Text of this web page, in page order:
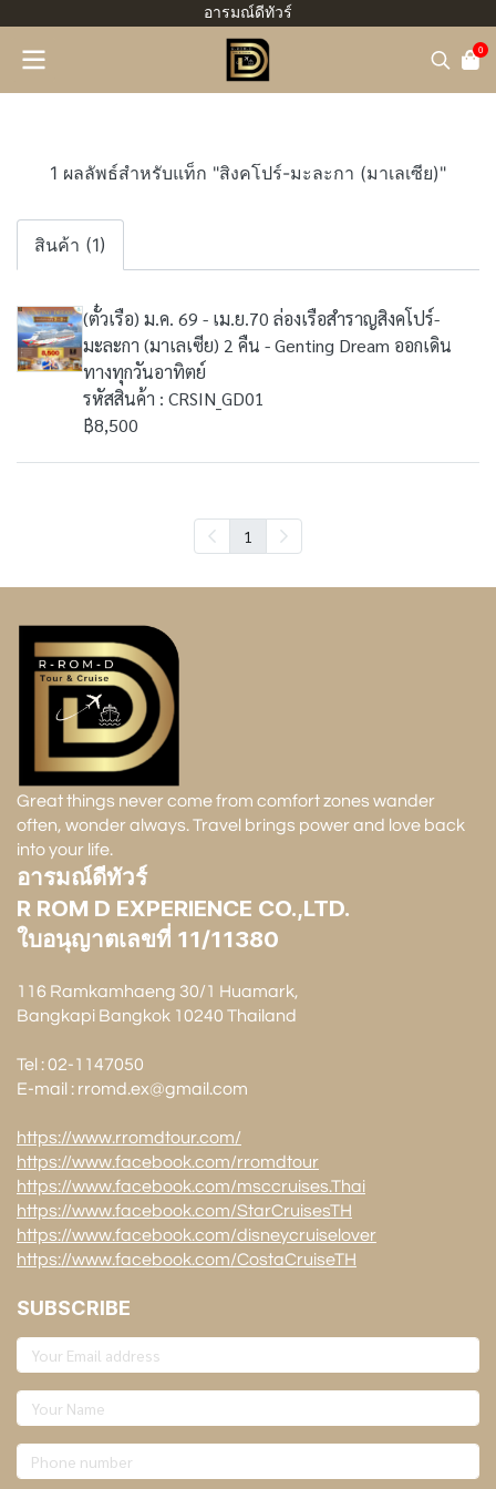
อารมณ์ดีทัวร์
0
1 ผลลัพธ์สำหรับแท็ก "สิงคโปร์-มะละกา (มาเลเซีย)"
สินค้า (1)
(ตั๋วเรือ) ม.ค. 69 - เม.ย.70 ล่องเรือสำราญสิงคโปร์-
มะละกา (มาเลเซีย) 2 คืน - Genting Dream ออกเดิน
ทางทุกวันอาทิตย์
รหัสสินค้า : CRSIN_GD01
฿8,500
1
Great things never come from comfort zones wander
often, wonder always. Travel brings power and love back
into your life.
อารมณ์ดีทัวร์
R ROM D EXPERIENCE CO.,LTD.
ใบอนุญาตเลขที่ 11/11380
116 Ramkamhaeng 30/1 Huamark,
Bangkapi Bangkok 10240 Thailand
Tel : 02-1147050
E-mail : rromd.ex@gmail.com
https://www.rromdtour.com/
https://www.facebook.com/rromdtour
https://www.facebook.com/msccruises.Thai
https://www.facebook.com/StarCruisesTH
https://www.facebook.com/disneycruiselover
https://www.facebook.com/CostaCruiseTH
SUBSCRIBE